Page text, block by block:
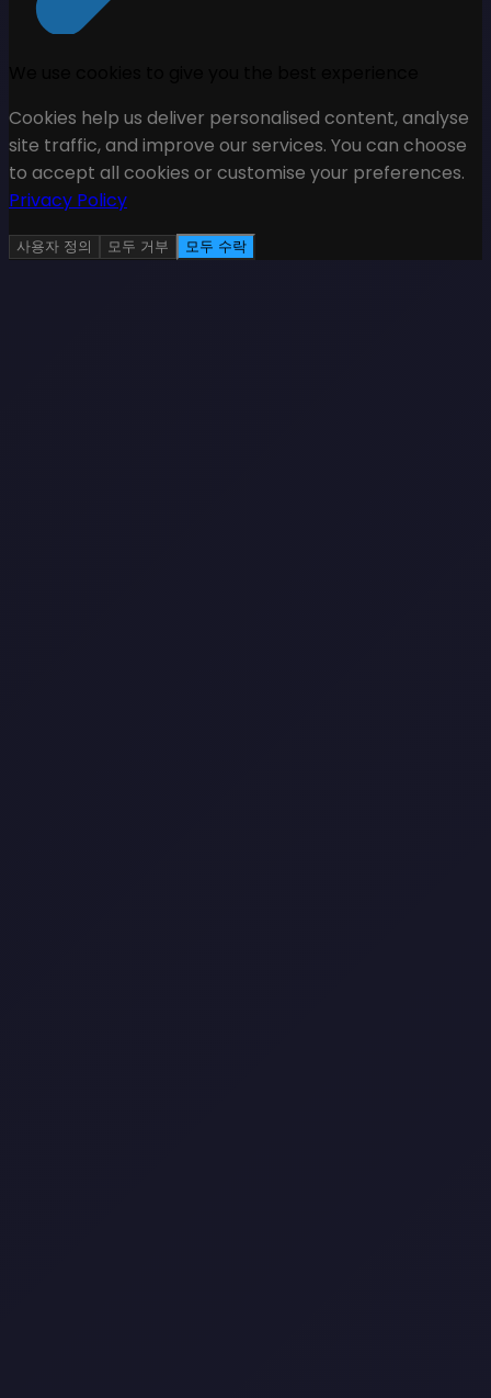
Cookies help us deliver personalised content, analyse
site traffic, and improve our services. You can choose
to accept all cookies or customise your preferences.
Privacy Policy
사용자 정의 모두 거부 모두 수락